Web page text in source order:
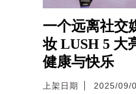
一个远离社交
妆 LUSH 5 大
健康与快乐
上架日期 2025/09/